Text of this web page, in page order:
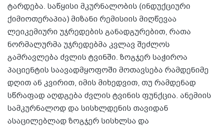
ტარდება. საწყისი მკურნალობის (ინდუქციური
ქიმიოთერაპია) მიზანი რემისიის მიღწევაა
ლეიკემიური უჯრედების განადგურებით, რათა
ნორმალურმა უჯრედებმა კვლავ შეძლოს
გამრავლება ძვლის ტვინში. ზოგჯერ საჭიროა
პაციენტის საავადმყოფოში მოთავსება რამდენიმე
დღით ან კვირით, იმის მიხედვით, თუ რამდენად
სწრაფად აღდგება ძვლის ტვინის ფუნქცია. ანემიის
სამკურნალოდ და სისხლდენის თავიდან
ასაცილებლად ზოგჯერ სისხლსა და